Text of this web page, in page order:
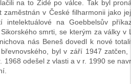
na to Židé po válce. Tak byl
zaměstnán v České filharmonii jako
intelektuálové na Goebbelsův
smrti, se kterým za války
nás Beneš dovedl k nové
byl v září 1947
1968 odešel z vlasti a v r. 1990 se